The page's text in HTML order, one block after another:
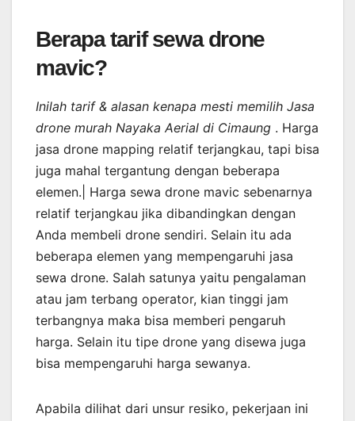
Berapa tarif sewa drone
mavic?
Inilah tarif & alasan kenapa mesti memilih Jasa
drone murah Nayaka Aerial di Cimaung . Harga
jasa drone mapping relatif terjangkau, tapi bisa
juga mahal tergantung dengan beberapa
elemen.| Harga sewa drone mavic sebenarnya
relatif terjangkau jika dibandingkan dengan
Anda membeli drone sendiri. Selain itu ada
beberapa elemen yang mempengaruhi jasa
sewa drone. Salah satunya yaitu pengalaman
atau jam terbang operator, kian tinggi jam
terbangnya maka bisa memberi pengaruh
harga. Selain itu tipe drone yang disewa juga
bisa mempengaruhi harga sewanya.
Apabila dilihat dari unsur resiko, pekerjaan ini